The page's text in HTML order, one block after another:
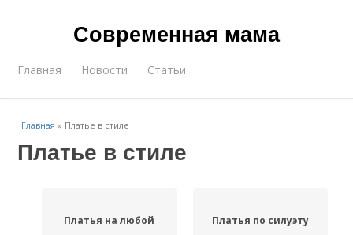
Современная мама
Главная Новости Статьи
Главная » Платье в стиле
Платье в стиле
Платья на любой Платья по силуэту